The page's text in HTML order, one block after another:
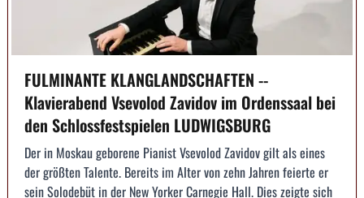
FULMINANTE KLANGLANDSCHAFTEN --
Klavierabend Vsevolod Zavidov im Ordenssaal bei
den Schlossfestspielen LUDWIGSBURG
Der in Moskau geborene Pianist Vsevolod Zavidov gilt als eines
der größten Talente. Bereits im Alter von zehn Jahren feierte er
sein Solodebüt in der New Yorker Carnegie Hall. Dies zeigte sich